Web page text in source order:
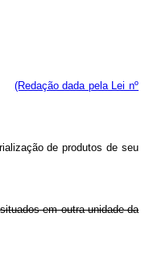
(Redação dada pela Lei nº
de produtos de seu
em outra unidade da